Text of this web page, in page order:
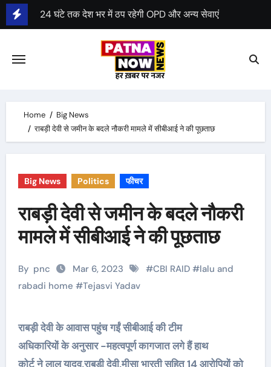
Skip
to
जम्मू कश्मीर में 3 फेज में चुनाव, हरियाणा में भी चुनाव की घोषणा
कानपुर के गुजैनी बाइपास के पास साबरमती ट्रेन पटरी से उतरी
रात करीब 2.45 बजे हुआ हादसा
पटना में बिहटा एयरपोर्ट के निर्माण का रास्ता साफ
केन्द्र ने बिहटा एयरपोर्ट के लिए 1413 करोड़ रुपए मंजूर किए
Home
Big News
राबड़ी देवी से जमीन के बदले नौकरी मामले में सीबीआई ने की पूछताछ
Big News Politics फीचर
राबड़ी देवी से जमीन के बदले नौकरी
मामले में सीबीआई ने की पूछताछ
By pnc Mar 6, 2023 #CBI RAID #lalu and
rabadi home #Tejasvi Yadav
राबड़ी देवी के आवास पहुंच गईं सीबीआई की टीम
अधिकारियों के अनुसार -महत्वपूर्ण कागजात लगे हैं हाथ
कोर्ट ने लालू यादव,राबड़ी देवी,मीसा भारती सहित 14 आरोपियों को